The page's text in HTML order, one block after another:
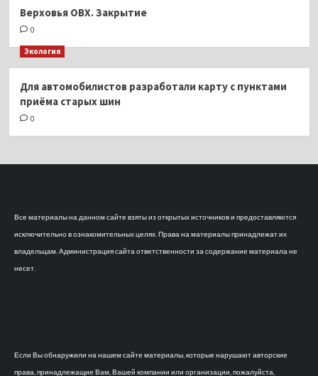
Верховья ОВХ. Закрытие
0
Экология
Для автомобилистов разработали карту с пунктами
приёма старых шин
0
Все материалы на данном сайте взяты из открытых источников и предоставляются
исключительно в ознакомительных целях. Права на материалы принадлежат их
владельцам. Администрация сайта ответственности за содержание материала не
несет.
Если Вы обнаружили на нашем сайте материалы, которые нарушают авторские
права, принадлежащие Вам, Вашей компании или организации, пожалуйста,